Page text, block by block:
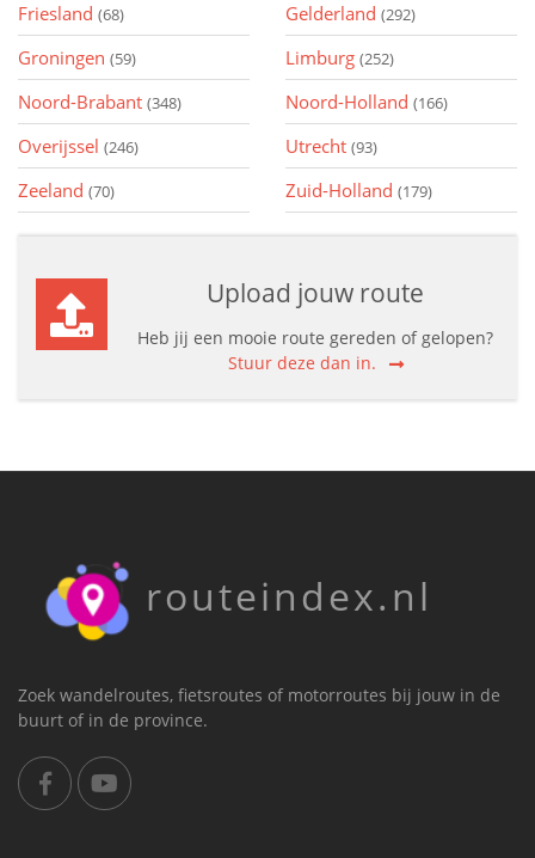
Friesland (68) Gelderland (292)
Groningen (59) Limburg (252)
Noord-Brabant (348) Noord-Holland (166)
Overijssel (246) Utrecht (93)
Zeeland (70) Zuid-Holland (179)
Upload jouw route
Heb jij een mooie route gereden of gelopen?
Stuur deze dan in.
routeindex.nl
Zoek wandelroutes, fietsroutes of motorroutes bij jouw in de
buurt of in de province.